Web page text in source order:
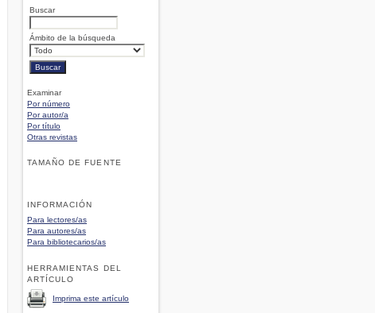
Buscar
Ámbito de la búsqueda
Examinar
Por número
Por autor/a
Por título
Otras revistas
TAMAÑO DE FUENTE
INFORMACIÓN
Para lectores/as
Para autores/as
Para bibliotecarios/as
HERRAMIENTAS DEL
ARTÍCULO
Imprima este artículo